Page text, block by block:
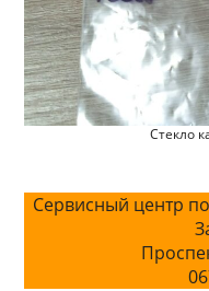
Стекло
Сервисный центр